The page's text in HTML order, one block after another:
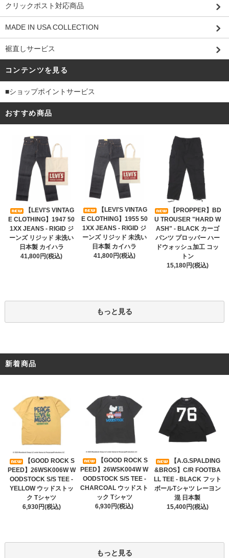
クリックポスト対応商品
MADE IN USA COLLECTION
裾直しサービス
コンテンツを見る
■ショップポイントサービス
おすすめ商品
【LEVI'S VINTAG
E CLOTHING】1947 50
1XX JEANS - RIGID ジ
ーンズ リジッド 未洗い
日本製 カイハラ
41,800円(税込)
【LEVI'S VINTAG
E CLOTHING】1955 50
1XX JEANS - RIGID ジ
ーンズ リジッド 未洗い
日本製 カイハラ
41,800円(税込)
【PROPPER】BD
U TROUSER "HARD W
ASH" - BLACK カーゴ
パンツ プロッパー ハー
ドウォッシュ加工 コッ
トン
15,180円(税込)
もっと見る
新着商品
【GOOD ROCK S
PEED】26WSK006W W
OODSTOCK S/S TEE -
YELLOW ウッドストッ
ク Tシャツ
6,930円(税込)
【GOOD ROCK S
PEED】26WSK004W W
OODSTOCK S/S TEE -
CHARCOAL ウッドスト
ック Tシャツ
6,930円(税込)
【A.G.SPALDING
&BROS】C/R FOOTBA
LL TEE - BLACK フット
ボールTシャツ レーヨン
混 日本製
15,400円(税込)
もっと見る